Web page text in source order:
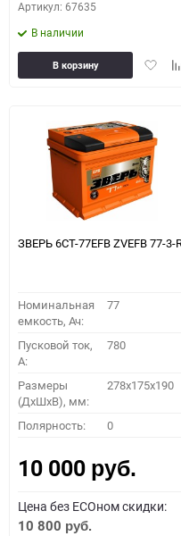
Артикул: 67635
В наличии
В корзину
ЗВЕРЬ 6CT-77EFB ZVEFB 77-3-
Номинальная
емкость, Ач:
77
Пусковой ток,
A:
780
Размеры
(ДхШхВ), мм:
278x175x190
Полярность: 0
10 000 руб.
Цена без ECOном скидки:
10 800 руб.